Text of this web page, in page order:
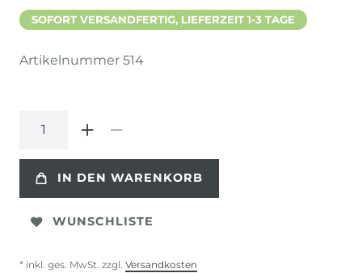
SOFORT VERSANDFERTIG, LIEFERZEIT 1-3 TAGE
Artikelnummer 514
IN DEN WARENKORB
WUNSCHLISTE
* inkl. ges. MwSt. zzgl. Versandkosten